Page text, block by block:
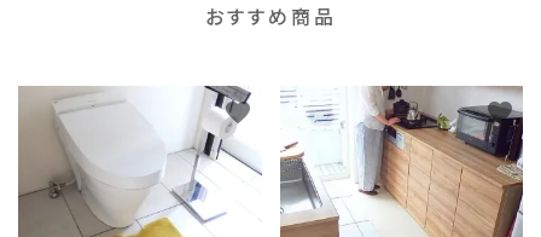
おすすめ商品
favorite favorite